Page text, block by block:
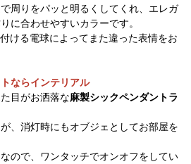
周りをパッと明るくしてくれ、エレガ
に合わせやすいカラーです。
ける電球によってまた違った表情をお
ならインテリアル
目がお洒落な麻製シックペンダントラ
、消灯時にもオブジェとしてお部屋を
ので、ワンタッチでオンオフをしてい